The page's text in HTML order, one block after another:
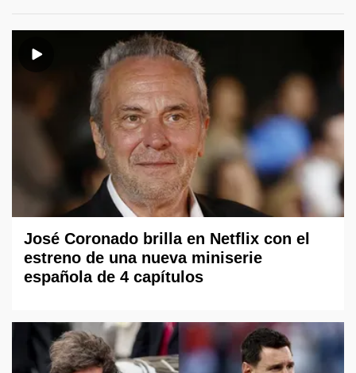
José Coronado brilla en Netflix con el
estreno de una nueva miniserie
española de 4 capítulos